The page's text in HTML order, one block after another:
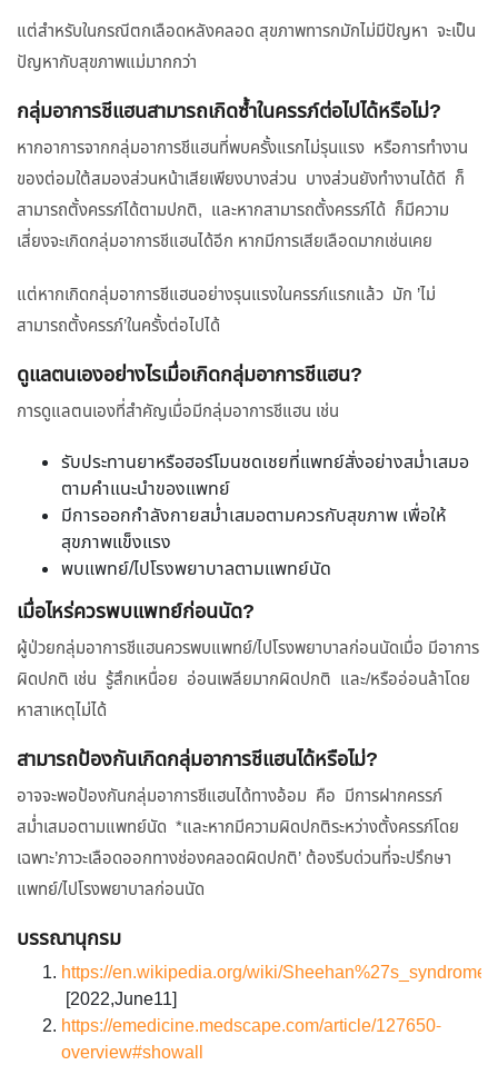
แต่สำหรับในกรณีตกเลือดหลังคลอด สุขภาพทารกมักไม่มีปัญหา จะเป็น
ปัญหากับสุขภาพแม่มากกว่า
กลุ่มอาการชีแฮนสามารถเกิดซ้ำในครรภ์ต่อไปได้หรือไม่?
หากอาการจากกลุ่มอาการชีแฮนที่พบครั้งแรกไม่รุนแรง หรือการทำงาน
ของต่อมใต้สมองส่วนหน้าเสียเพียงบางส่วน บางส่วนยังทำงานได้ดี ก็
สามารถตั้งครรภ์ได้ตามปกติ, และหากสามารถตั้งครรภ์ได้ ก็มีความ
เสี่ยงจะเกิดกลุ่มอาการชีแฮนได้อีก หากมีการเสียเลือดมากเช่นเคย
แต่หากเกิดกลุ่มอาการชีแฮนอย่างรุนแรงในครรภ์แรกแล้ว มัก ’ไม่
สามารถตั้งครรภ์’ในครั้งต่อไปได้
ดูแลตนเองอย่างไรเมื่อเกิดกลุ่มอาการชีแฮน?
การดูแลตนเองที่สำคัญเมื่อมีกลุ่มอาการชีแฮน เช่น
รับประทานยาหรือฮอร์โมนชดเชยที่แพทย์สั่งอย่างสม่ำเสมอ
ตามคำแนะนำของแพทย์
มีการออกกำลังกายสม่ำเสมอตามควรกับสุขภาพ เพื่อให้
สุขภาพแข็งแรง
พบแพทย์/ไปโรงพยาบาลตามแพทย์นัด
เมื่อไหร่ควรพบแพทย์ก่อนนัด?
ผู้ป่วยกลุ่มอาการชีแฮนควรพบแพทย์/ไปโรงพยาบาลก่อนนัดเมื่อ มีอาการ
ผิดปกติ เช่น รู้สึกเหนื่อย อ่อนเพลียมากผิดปกติ และ/หรืออ่อนล้าโดย
หาสาเหตุไม่ได้
สามารถป้องกันเกิดกลุ่มอาการชีแฮนได้หรือไม่?
อาจจะพอป้องกันกลุ่มอาการชีแฮนได้ทางอ้อม คือ มีการฝากครรภ์
สม่ำเสมอตามแพทย์นัด *และหากมีความผิดปกติระหว่างตั้งครรภ์โดย
เฉพาะ’ภาวะเลือดออกทางช่องคลอดผิดปกติ’ ต้องรีบด่วนที่จะปรึกษา
แพทย์/ไปโรงพยาบาลก่อนนัด
บรรณานุกรม
https://en.wikipedia.org/wiki/Sheehan%27s_syndrome
[2022,June11]
https://emedicine.medscape.com/article/127650-
overview#showall